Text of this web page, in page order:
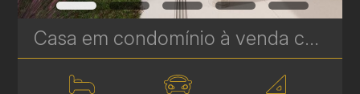
Casa em condomínio à venda com 3 suítes em Campina do Siqueira - 314,84 m² privativos - Casa Áurea | Ref. 1781